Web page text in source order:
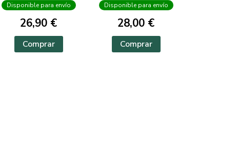
Disponible para envío
26,90 €
Comprar
Disponible para envío
28,00 €
Comprar